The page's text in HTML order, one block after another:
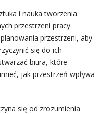
i nauka tworzenia
przestrzeni pracy.
przestrzeni, aby
się do ich
biura, które
jak przestrzeń wpływa
się od zrozumienia